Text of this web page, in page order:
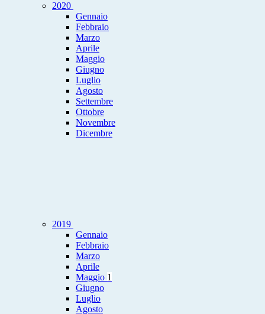
2020
Gennaio
Febbraio
Marzo
Aprile
Maggio
Giugno
Luglio
Agosto
Settembre
Ottobre
Novembre
Dicembre
2019
Gennaio
Febbraio
Marzo
Aprile
Maggio 1
Giugno
Luglio
Agosto